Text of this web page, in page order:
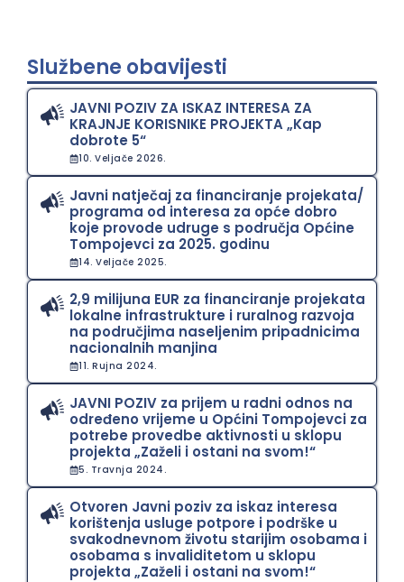
Službene obavijesti
JAVNI POZIV ZA ISKAZ INTERESA ZA
KRAJNJE KORISNIKE PROJEKTA „Kap
dobrote 5“
10. Veljače 2026.
Javni natječaj za financiranje projekata/
programa od interesa za opće dobro
koje provode udruge s područja Općine
Tompojevci za 2025. godinu
14. Veljače 2025.
2,9 milijuna EUR za financiranje projekata
lokalne infrastrukture i ruralnog razvoja
na područjima naseljenim pripadnicima
nacionalnih manjina
11. Rujna 2024.
JAVNI POZIV za prijem u radni odnos na
određeno vrijeme u Općini Tompojevci za
potrebe provedbe aktivnosti u sklopu
projekta „Zaželi i ostani na svom!“
5. Travnja 2024.
Otvoren Javni poziv za iskaz interesa
korištenja usluge potpore i podrške u
svakodnevnom životu starijim osobama i
osobama s invaliditetom u sklopu
projekta „Zaželi i ostani na svom!“